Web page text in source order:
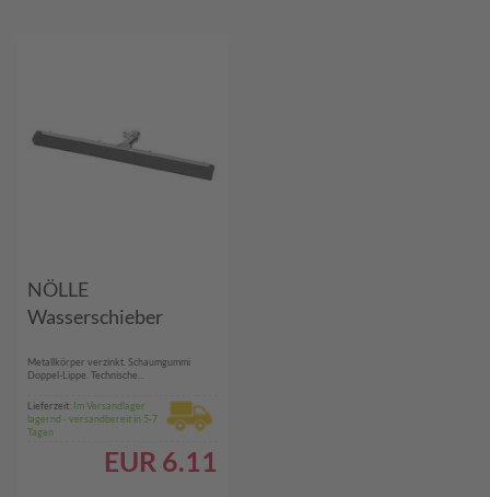
NÖLLE
Wasserschieber
Metallkörper verzinkt. Schaumgummi
Doppel-Lippe. Technische...
Lieferzeit: Im Versandlager
lagernd - versandbereit in 5-7
Tagen
EUR 6.11